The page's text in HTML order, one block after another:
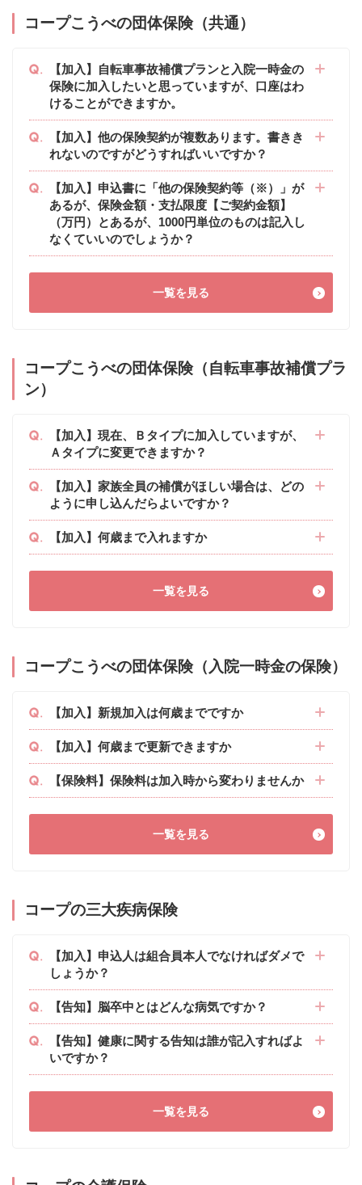
コープこうべの団体保険（共通）
【加入】自転車事故補償プランと入院一時金の
保険に加入したいと思っていますが、口座はわ
けることができますか。
【加入】他の保険契約が複数あります。書きき
れないのですがどうすればいいですか？
【加入】申込書に「他の保険契約等（※）」が
あるが、保険金額・支払限度【ご契約金額】
（万円）とあるが、1000円単位のものは記入し
なくていいのでしょうか？
一覧を見る
コープこうべの団体保険（自転車事故補償プラ
ン）
【加入】現在、Ｂタイプに加入していますが、
Ａタイプに変更できますか？
【加入】家族全員の補償がほしい場合は、どの
ように申し込んだらよいですか？
【加入】何歳まで入れますか
一覧を見る
コープこうべの団体保険（入院一時金の保険）
【加入】新規加入は何歳までですか
【加入】何歳まで更新できますか
【保険料】保険料は加入時から変わりませんか
一覧を見る
コープの三大疾病保険
【加入】申込人は組合員本人でなければダメで
しょうか？
【告知】脳卒中とはどんな病気ですか？
【告知】健康に関する告知は誰が記入すればよ
いですか？
一覧を見る